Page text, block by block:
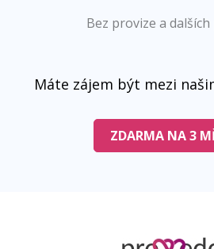
Bez provize a
Máte zájem být mezi
ZDARMA NA 3